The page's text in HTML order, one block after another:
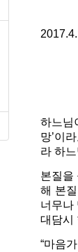
하느님
망’이
라 하
본질을
해 본
너무나
대담시
“마음